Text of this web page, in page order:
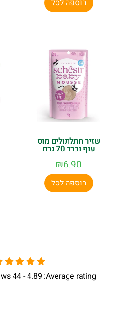
הוספה לסל
שזיר חתלתולים מוס
עוף וכבד 70 גרם
₪6.90
הוספה לסל
Average rating:
4.89 -
44